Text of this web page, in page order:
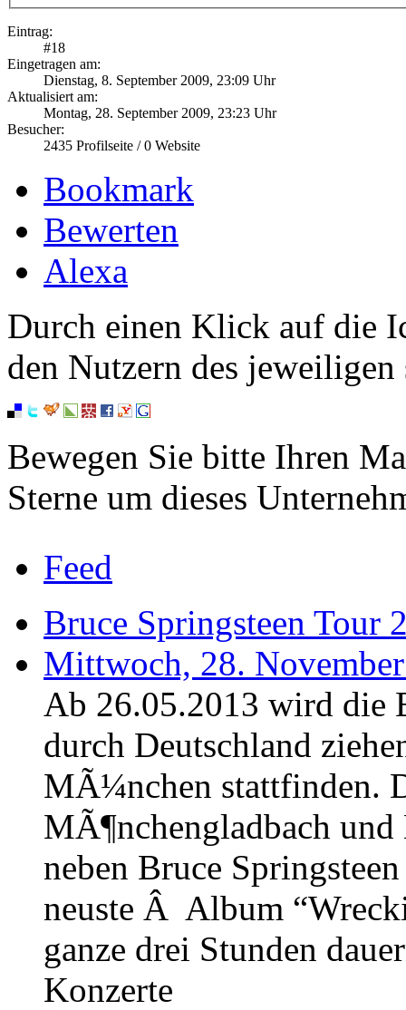
Eintrag:
#18
Eingetragen am:
Dienstag, 8. September 2009, 23:09 Uhr
Aktualisiert am:
Montag, 28. September 2009, 23:23 Uhr
Besucher:
2435 Profilseite /0 Website
Bookmark
Bewerten
Alexa
Durch einen Klick auf die
den Nutzern des
Bewegen Sie bitte Ihren
Sterne um dieses
Feed
Bruce Springsteen Tour
Mittwoch, 28.
Ab 26.05.2013 wird die
durch Deutschland
MÃ¼nchen stattfinden.
MÃ¶nchengladbach
neben Bruce
neuste Â Album
ganze drei Stunden
Konzerte